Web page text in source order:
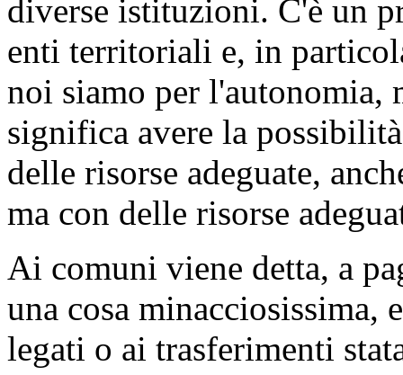
diverse istituzioni. C'è un
enti territoriali e, in
noi siamo per l'autonomia,
significa avere la
delle risorse adeguate,
ma con delle risorse
Ai comuni viene detta, a
una cosa minacciosissima,
legati o ai trasferimenti